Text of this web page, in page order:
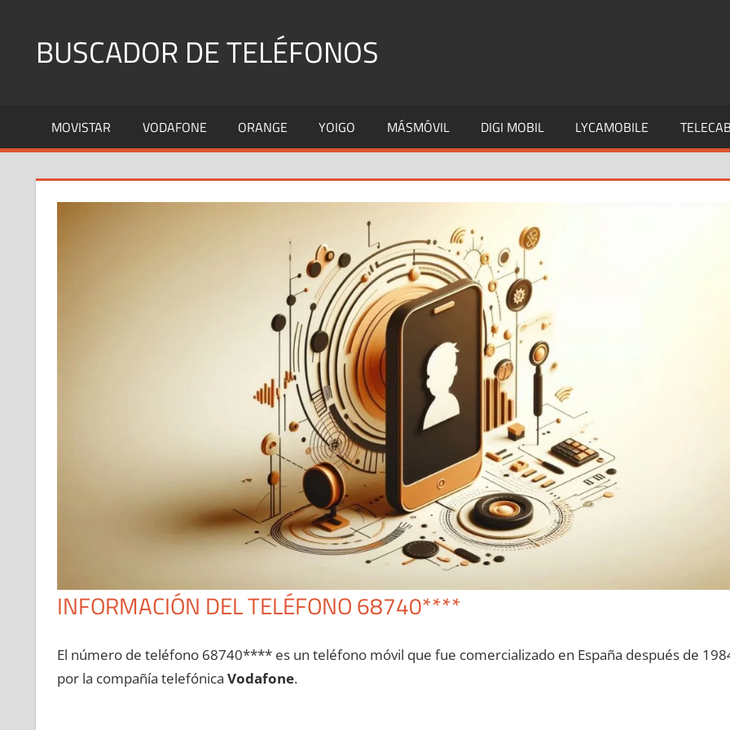
contenidoBUSCADOR DE TELÉFONOS
Fijos
y
MOVISTAR VODAFONE ORANGE YOIGO MÁSMÓVIL DIGI MOBIL LYCAMOBILE
INFORMACIÓN DEL TELÉFONO 68740****
El número dе teléfono 68740**** es un teléfono móvil quе fue comercializado en España después dе
pοr la compañía telefónica Vodafone.